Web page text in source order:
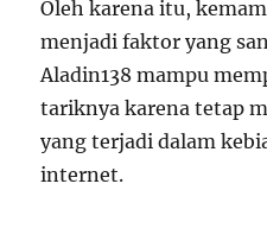
Oleh karena itu,
menjadi faktor yang
Aladin138 mampu
tariknya karena tetap
yang terjadi dalam
internet.